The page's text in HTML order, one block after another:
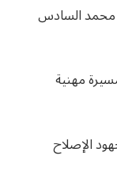
محمد السادس
مهنية
الإصلاح